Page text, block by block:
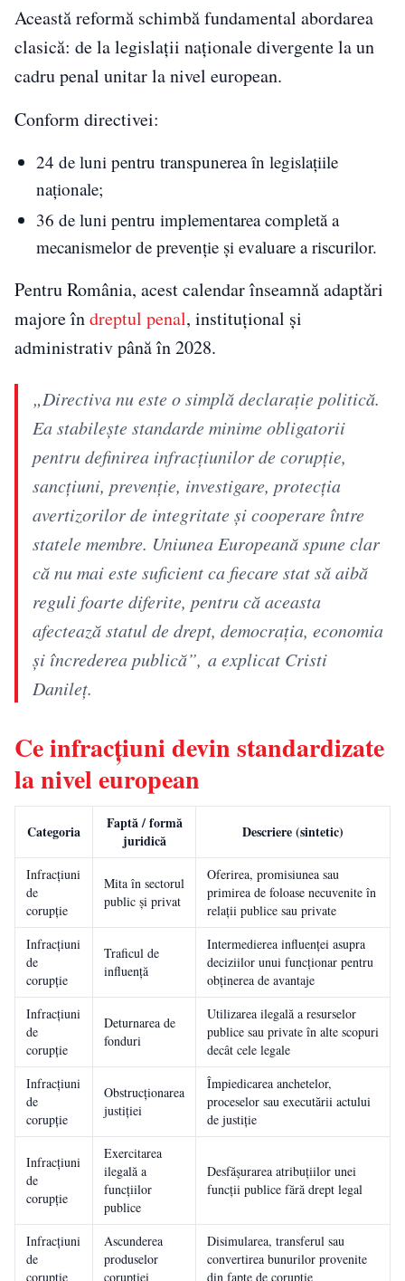
Această reformă schimbă fundamental abordarea
clasică: de la legislații naționale divergente la un
cadru penal unitar la nivel european.
Conform directivei:
24 de luni pentru transpunerea în legislațiile
naționale;
36 de luni pentru implementarea completă a
mecanismelor de prevenție și evaluare a riscurilor.
Pentru România, acest calendar înseamnă adaptări
majore îndreptul penal, instituțional și
administrativ până în 2028.
„Directiva nu este o simplă declarație politică.
Ea stabilește standarde minime obligatorii
pentru definirea infracțiunilor de corupție,
sancțiuni, prevenție, investigare, protecția
avertizorilor de integritate și cooperare între
statele membre. Uniunea Europeană spune clar
că nu mai este suficient ca fiecare stat să aibă
reguli foarte diferite, pentru că aceasta
afectează statul de drept, democrația, economia
și încrederea publică”, a explicat Cristi
Danileț.
Ce infracțiuni devin standardizate
la nivel european
Categoria
Faptă / formă
juridică
Descriere (sintetic)
Infracțiuni
de
corupție
Mita în sectorul
public și privat
Oferirea, promisiunea sau
primirea de foloase necuvenite în
relații publice sau private
Infracțiuni
de
corupție
Traficul de
influență
Intermedierea influenței asupra
deciziilor unui funcționar pentru
obținerea de avantaje
Infracțiuni
de
corupție
Deturnarea de
fonduri
Utilizarea ilegală a resurselor
publice sau private în alte scopuri
decât cele legale
Infracțiuni
de
corupție
Obstrucționarea
justiției
Împiedicarea anchetelor,
proceselor sau executării actului
de justiție
Infracțiuni
de
corupție
Exercitarea
ilegală a
funcțiilor
publice
Desfășurarea atribuțiilor unei
funcții publice fără drept legal
Infracțiuni
de
corupție
Ascunderea
produselor
corupției
Disimularea, transferul sau
convertirea bunurilor provenite
din fapte de corupție